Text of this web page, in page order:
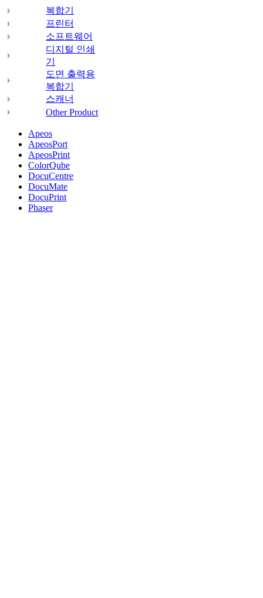
복합기
프린터
소프트웨어
디지털 인쇄
기
도면 출력용
복합기
스캐너
Other Product
Apeos
ApeosPort
ApeosPrint
ColorQube
DocuCentre
DocuMate
DocuPrint
Phaser